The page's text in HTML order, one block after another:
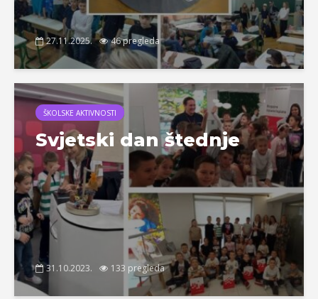
27.11.2025. 46 pregleda
ŠKOLSKE AKTIVNOSTI
Svjetski dan štednje
31.10.2023. 133 pregleda